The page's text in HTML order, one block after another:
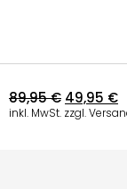
89,95€ 49,95 €
inkl. MwSt. zzgl.